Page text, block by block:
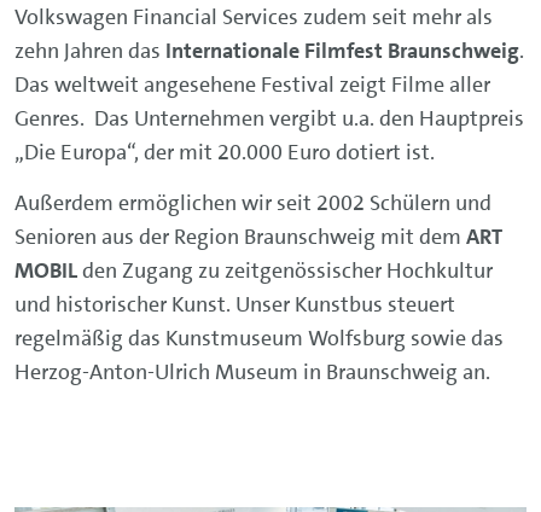
Volkswagen Financial Services zudem seit mehr als
zehn Jahren das Internationale Filmfest Braunschweig.
Das weltweit angesehene Festival zeigt Filme aller
Genres. Das Unternehmen vergibt u.a. den Hauptpreis
„Die Europa“, der mit 20.000 Euro dotiert ist.
Außerdem ermöglichen wir seit 2002 Schülern und
Senioren aus der Region Braunschweig mit dem ART
MOBILden Zugang zu zeitgenössischer Hochkultur
und historischer Kunst. Unser Kunstbus steuert
regelmäßig das Kunstmuseum Wolfsburg sowie das
Herzog-Anton-Ulrich Museum in Braunschweig an.